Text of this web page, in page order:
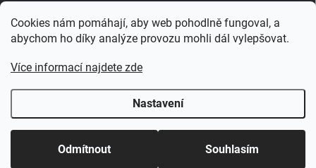
Cookies nám pomáhají, aby web pohodlně fungoval, a
abychom ho díky analýze provozu mohli dál vylepšovat.
Více informací najdete zde
Nastavení
Odmítnout Souhlasím
Vytvořil Shoptet Premium
Copyright 2026 . Všechna práva vyhrazena.